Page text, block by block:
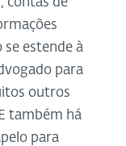
se estende à
para
outros
também há
para